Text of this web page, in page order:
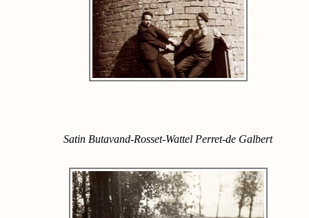
Satin Butavand-Rosset-Wattel Perret-de Galbert